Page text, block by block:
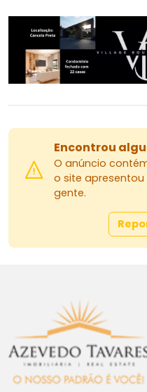
Encontrou
O anúncio
o site apresentou
gente.